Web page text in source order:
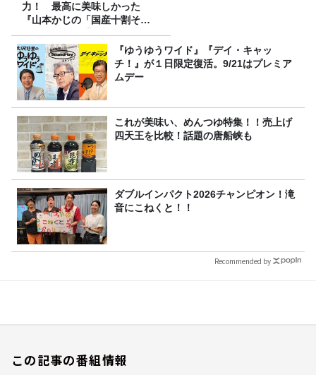
力！ 最高に美味しかった
『山本かじの「国産十割そ
ば」』とは？【十割そば10種
食べ比べ】
『ゆうゆうワイド』『デイ・キャッ
チ！』が１日限定復活。9/21はプレミア
ムデー
これが美味い、めんつゆ特集！！売上げ
四天王を比較！話題の唐船峡も
ダブルインパクト2026チャンピオン！滝
音にこねくと！！
Recommended by
この記事の番組情報